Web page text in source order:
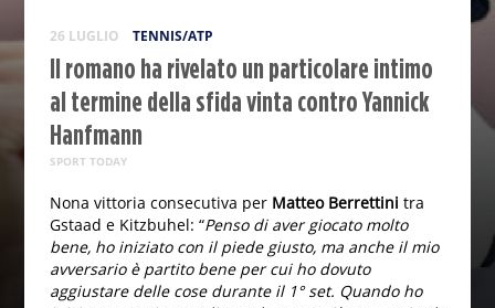
26 LUGLIO TENNIS/ATP
Il romano ha rivelato un particolare intimo
al termine della sfida vinta contro Yannick
Hanfmann
SPORT TODAY
Nona vittoria consecutiva per Matteo Berrettini tra
Gstaad e Kitzbuhel: “Penso di aver giocato molto
bene, ho iniziato con il piede giusto, ma anche il mio
avversario è partito bene per cui ho dovuto
aggiustare delle cose durante il 1° set. Quando ho